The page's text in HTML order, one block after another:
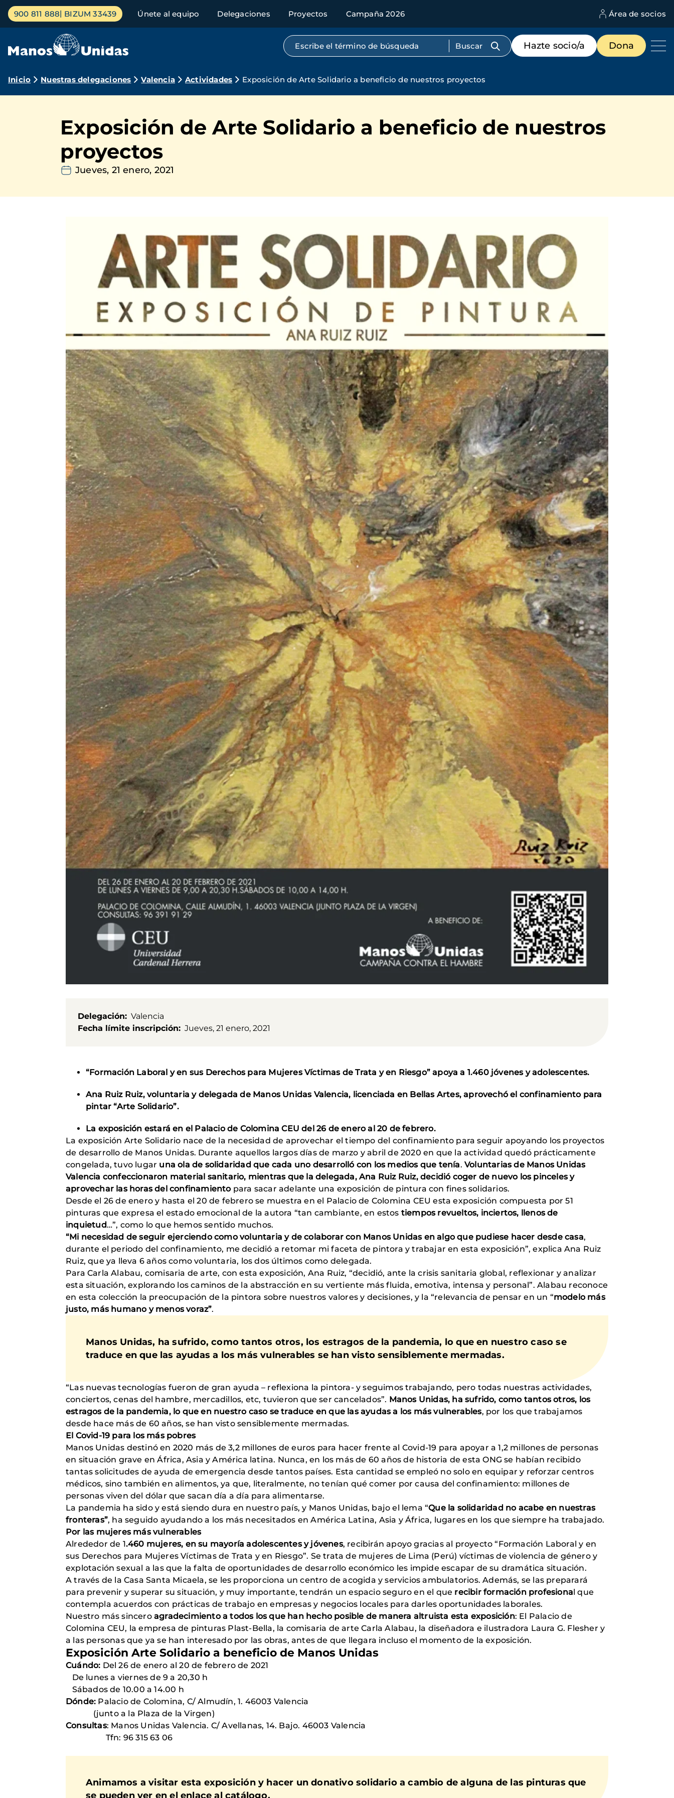
Pasar
contenido
Menú
principal
900 811 888 BIZUM 33439 Únete al equipo Delegaciones Proyectos Campaña 2026 Área de socios
Búsqueda por texto completo
Menú
de
destacados
Hazte socio/a Dona
Ruta
navegación
Inicio Nuestras delegaciones Valencia Actividades Exposición de Arte Solidario a beneficio de nuestros proyectos
Exposición de Arte Solidario a beneficio de nuestros
proyectos
Jueves, 21 enero, 2021
Delegación
Valencia
Fecha límite inscripción
Jueves, 21 enero, 2021
“Formación Laboral y en sus Derechos para Mujeres Víctimas de Trata y en Riesgo” apoya a 1.460 jóvenes y adolescentes.
Ana Ruiz Ruiz, voluntaria y delegada de Manos Unidas Valencia, licenciada en Bellas Artes, aprovechó el confinamiento para
pintar “Arte Solidario”.
La exposición estará en el Palacio de Colomina CEU del 26 de enero al 20 de febrero.
La exposición Arte Solidario nace de la necesidad de aprovechar el tiempo del confinamiento para seguir apoyando los proyectos
de desarrollo de Manos Unidas. Durante aquellos largos días de marzo y abril de 2020 en que la actividad quedó prácticamente
congelada, tuvo lugar una ola de solidaridad que cada uno desarrolló con los medios que tenía.Voluntarias de Manos Unidas
Valencia confeccionaron material sanitario, mientras que la delegada, Ana Ruiz Ruiz, decidió coger de nuevo los pinceles y
aprovechar las horas del confinamientopara sacar adelante una exposición de pintura con fines solidarios.
Desde el 26 de enero y hasta el 20 de febrero se muestra en el Palacio de Colomina CEU esta exposición compuesta por 51
pinturas que expresa el estado emocional de la autora “tan cambiante, en estos tiempos revueltos, inciertos, llenos de
inquietud…”, como lo que hemos sentido muchos.
“Mi necesidad de seguir ejerciendo como voluntaria y de colaborar con Manos Unidas en algo que pudiese hacer desde casa,
durante el periodo del confinamiento, me decidió a retomar mi faceta de pintora y trabajar en esta exposición”, explica Ana Ruiz
Ruiz, que ya lleva 6 años como voluntaria, los dos últimos como delegada.
Para Carla Alabau, comisaria de arte, con esta exposición, Ana Ruiz, “decidió, ante la crisis sanitaria global, reflexionar y analizar
esta situación, explorando los caminos de la abstracción en su vertiente más fluida, emotiva, intensa y personal”. Alabau reconoce
en esta colección la preocupación de la pintora sobre nuestros valores y decisiones, y la “relevancia de pensar en un “modelo más
justo, más humano y menos voraz”.
Manos Unidas, ha sufrido, como tantos otros, los estragos de la pandemia, lo que en nuestro caso se
traduce en que las ayudas a los más vulnerables se han visto sensiblemente mermadas.
“Las nuevas tecnologías fueron de gran ayuda – reflexiona la pintora- y seguimos trabajando, pero todas nuestras actividades,
conciertos, cenas del hambre, mercadillos, etc, tuvieron que ser cancelados”. Manos Unidas, ha sufrido, como tantos otros, los
estragos de la pandemia, lo que en nuestro caso se traduce en que las ayudas a los más vulnerables, por los que trabajamos
desde hace más de 60 años, se han visto sensiblemente mermadas.
El Covid-19 para los más pobres
Manos Unidas destinó en 2020 más de 3,2 millones de euros para hacer frente al Covid-19 para apoyar a 1,2 millones de personas
en situación grave en África, Asia y América latina. Nunca, en los más de 60 años de historia de esta ONG se habían recibido
tantas solicitudes de ayuda de emergencia desde tantos países. Esta cantidad se empleó no solo en equipar y reforzar centros
médicos, sino también en alimentos, ya que, literalmente, no tenían qué comer por causa del confinamiento: millones de
personas viven del dólar que sacan día a día para alimentarse.
La pandemia ha sido y está siendo dura en nuestro país, y Manos Unidas, bajo el lema “Que la solidaridad no acabe en nuestras
fronteras”, ha seguido ayudando a los más necesitados en América Latina, Asia y África, lugares en los que siempre ha trabajado.
Por las mujeres más vulnerables
Alrededor de 1.460 mujeres, en su mayoría adolescentes y jóvenes, recibirán apoyo gracias al proyecto “Formación Laboral y en
sus Derechos para Mujeres Víctimas de Trata y en Riesgo”. Se trata de mujeres de Lima (Perú) víctimas de violencia de género y
explotación sexual a las que la falta de oportunidades de desarrollo económico les impide escapar de su dramática situación.
A través de la Casa Santa Micaela, se les proporciona un centro de acogida y servicios ambulatorios. Además, se las preparará
para prevenir y superar su situación, y muy importante, tendrán un espacio seguro en el que recibir formación profesional que
contempla acuerdos con prácticas de trabajo en empresas y negocios locales para darles oportunidades laborales.
Nuestro más sincero agradecimiento a todos los que han hecho posible de manera altruista esta exposición: El Palacio de
Colomina CEU, la empresa de pinturas Plast-Bella, la comisaria de arte Carla Alabau, la diseñadora e ilustradora Laura G. Flesher y
a las personas que ya se han interesado por las obras, antes de que llegara incluso el momento de la exposición.
Exposición Arte Solidario a beneficio de Manos Unidas
Cuándo: Del 26 de enero al 20 de febrero de 2021
De lunes a viernes de 9 a 20,30 h
Sábados de 10.00 a 14.00 h
Dónde: Palacio de Colomina, C/ Almudín, 1. 46003 Valencia
(junto a la Plaza de la Virgen)
Consultas: Manos Unidas Valencia. C/ Avellanas, 14. Bajo. 46003 Valencia
Tfn: 96 315 63 06
Animamos a visitar esta exposición y hacer un donativo solidario a cambio de alguna de las pinturas que
se pueden ver en el enlace al catálogo.